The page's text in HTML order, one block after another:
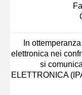
In
elettronica nei
si
ELETTRONICA